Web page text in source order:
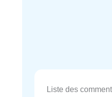
Liste des